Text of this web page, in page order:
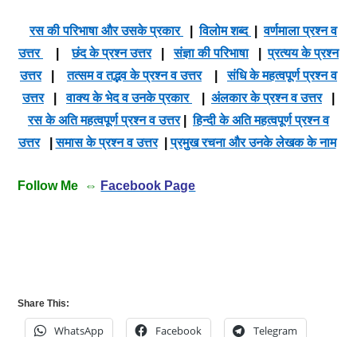
रस की परिभाषा और उसके प्रकार |विलोम शब्द |वर्णमाला प्रश्न व
उत्तर
|छंद के प्रश्न उत्तर|संज्ञा की परिभाषा|प्रत्यय के प्रश्न
उत्तर|तत्सम व तद्भव के प्रश्न व उत्तर|संधि के महत्वपूर्ण प्रश्न व
उत्तर|वाक्य के भेद व उनके प्रकार अंलकार के प्रश्न व उत्तर|
रस के अति महत्वपूर्ण प्रश्न व उत्तर|हिन्दी के अति महत्वपूर्ण प्रश्न व
उत्तर|समास के प्रश्न व उत्तर|प्रमुख रचना और उनके लेखक के नाम
Follow Me ⇔ Facebook Page
Share This:
WhatsApp Facebook Telegram